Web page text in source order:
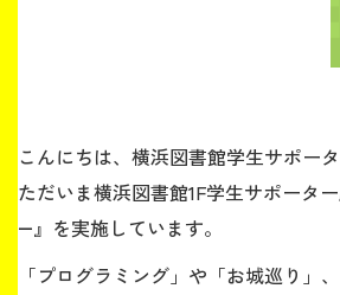
こんにちは、横浜図書館学生サポー
ただいま横浜図書館1F学生サポータ
―』を実施しています。
「プログラミング」や「お城巡り